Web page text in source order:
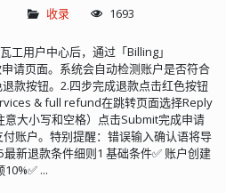
收录 1693
工用户中心后，通过「Billing」
请页面。系统会自动检测账户是否符合
款按钮。2.四步完成退款点击红色按钮
& full refund在跳转页面选择Reply
大小写和空格）点击Submit完成申请
账户。特别提醒：错误输入确认语将导
新退款条件细则1 基础条件✅ 账户创建
...